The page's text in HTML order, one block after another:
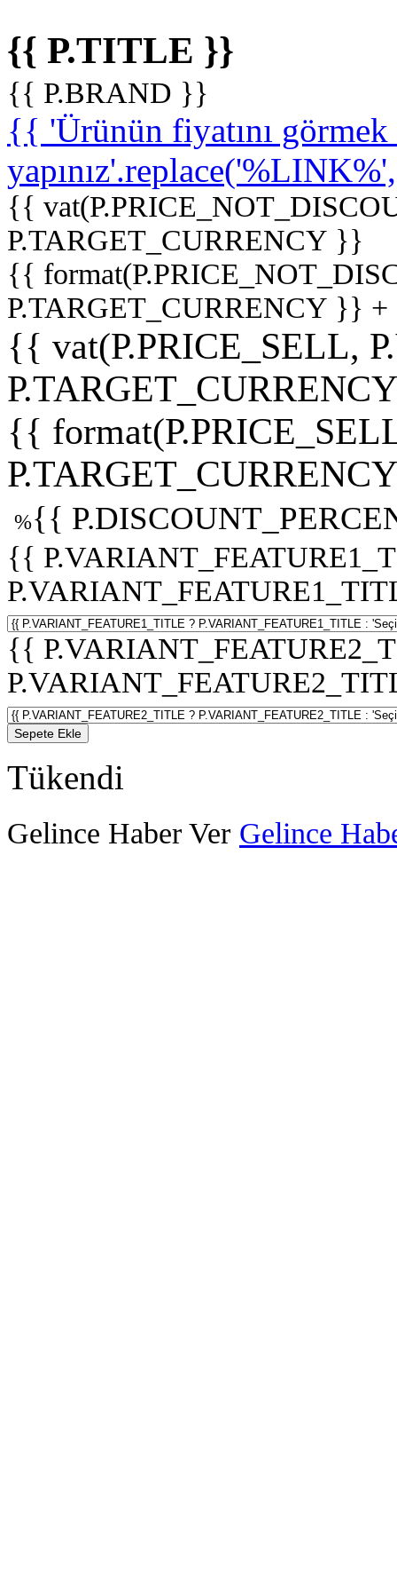
{{ P.TITLE }}
{{ P.BRAND }}
{{ 'Ürünün fiyatını
{{
P.TARGET_CURRENCY }}
{{
P.TARGET_CURRENCY }}
{{ vat(P.PRICE_SELL,
{{
%{{
{{
{{
Sepete Ekle
Tükendi
Gelince Haber Ver Gelince